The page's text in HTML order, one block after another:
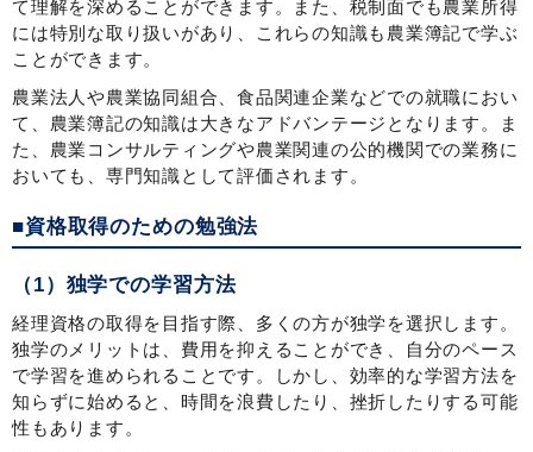
て理解を深めることができます。また、税制面でも農業所得
には特別な取り扱いがあり、これらの知識も農業簿記で学ぶ
ことができます。
農業法人や農業協同組合、食品関連企業などでの就職におい
て、農業簿記の知識は大きなアドバンテージとなります。ま
た、農業コンサルティングや農業関連の公的機関での業務に
おいても、専門知識として評価されます。
■資格取得のための勉強法
（1）独学での学習方法
経理資格の取得を目指す際、多くの方が独学を選択します。
独学のメリットは、費用を抑えることができ、自分のペース
で学習を進められることです。しかし、効率的な学習方法を
知らずに始めると、時間を浪費したり、挫折したりする可能
性もあります。